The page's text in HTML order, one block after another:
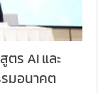
ร AI และ
มอนาคต